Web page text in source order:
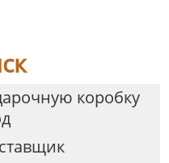
солнцезащитного
крема со вставкой
коробку